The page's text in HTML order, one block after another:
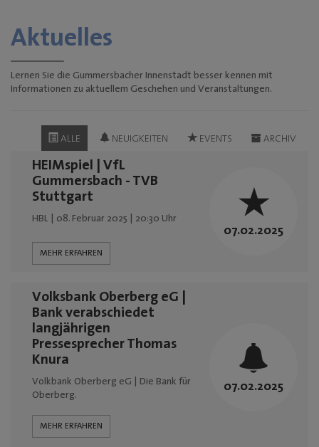
Ortszentren"
Sondernutzungen
Tourismus
BUSINESS & PARTNER
Unternehmen
Mitgliedschaften
Aktuelles
Lernen Sie die Gummersbacher Innenstadt besser kennen mit
Informationen zu aktuellem Geschehen und Veranstaltungen.
ALLE NEUIGKEITEN EVENTS ARCHIV
HEIMspiel | VfL
Gummersbach - TVB
Stuttgart
HBL | 08. Februar 2025 | 20:30 Uhr
MEHR ERFAHREN
07.02.2025
Volksbank Oberberg eG |
Bank verabschiedet
langjährigen
Pressesprecher Thomas
Knura
Volkbank Oberberg eG | Die Bank für
Oberberg.
MEHR ERFAHREN
07.02.2025